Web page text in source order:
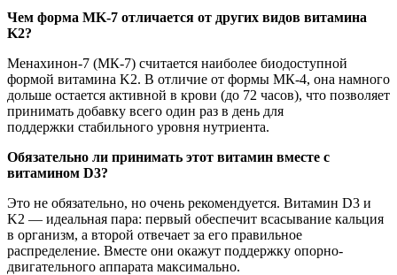
Чем форма MK-7 отличается от других видов витамина
K2?
Менахинон-7 (МК-7) считается наиболее биодоступной
формой витамина K2. В отличие от формы МК-4, она намного
дольше остается активной в крови (до 72 часов), что позволяет
принимать добавку всего один раз в день для
поддержки стабильного уровня нутриента.
Обязательно ли принимать этот витамин вместе с
витамином D3?
Это не обязательно, но очень рекомендуется. Витамин D3 и
K2 — идеальная пара: первый обеспечит всасывание кальция
в организм, а второй отвечает за его правильное
распределение. Вместе они окажут поддержку опорно-
двигательного аппарата максимально.